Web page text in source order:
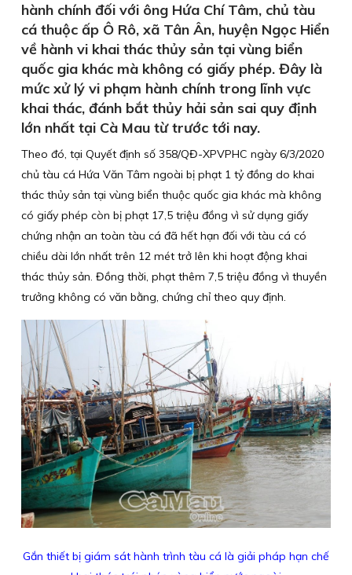
hành chính đối với ông Hứa Chí Tâm, chủ tàu
cá thuộc ấp Ô Rô, xã Tân Ân, huyện Ngọc Hiển
về hành vi khai thác thủy sản tại vùng biển
quốc gia khác mà không có giấy phép. Đây là
mức xử lý vi phạm hành chính trong lĩnh vực
khai thác, đánh bắt thủy hải sản sai quy định
lớn nhất tại Cà Mau từ trước tới nay.
Theo đó, tại Quyết định số 358/QĐ-XPVPHC ngày 6/3/2020
chủ tàu cá Hứa Văn Tâm ngoài bị phạt 1 tỷ đồng do khai
thác thủy sản tại vùng biển thuộc quốc gia khác mà không
có giấy phép còn bị phạt 17,5 triệu đồng vì sử dụng giấy
chứng nhận an toàn tàu cá đã hết hạn đối với tàu cá có
chiều dài lớn nhất trên 12 mét trở lên khi hoạt động khai
thác thủy sản. Đồng thời, phạt thêm 7,5 triệu đồng vì thuyền
trưởng không có văn bằng, chứng chỉ theo quy định.
Gắn thiết bị giám sát hành trình tàu cá là giải pháp hạn chế